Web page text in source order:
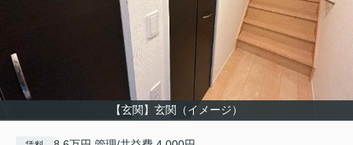
【玄関】玄関（イメージ）